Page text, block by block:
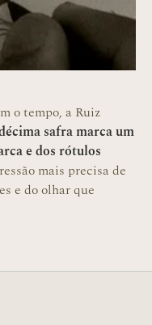
o tempo, a Ruiz
safra marca um
e dos rótulos
mais precisa de
e do olhar que